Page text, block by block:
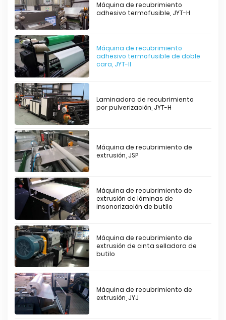
Máquina de recubrimiento
adhesivo termofusible, JYT-H
Máquina de recubrimiento
adhesivo termofusible de doble
cara, JYT-II
Laminadora de recubrimiento
por pulverización, JYT-H
Máquina de recubrimiento de
extrusión, JSP
Máquina de recubrimiento de
extrusión de láminas de
insonorización de butilo
Máquina de recubrimiento de
extrusión de cinta selladora de
butilo
Máquina de recubrimiento de
extrusión, JYJ